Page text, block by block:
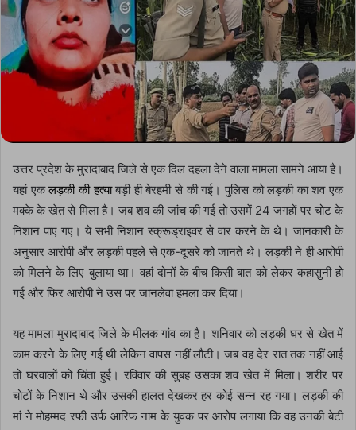
उत्तर प्रदेश के मुरादाबाद जिले से एक दिल दहला देने वाला मामला सामने आया है।
यहां एकलड़की की हत्याबड़ी ही बेरहमी से की गई। पुलिस को लड़की का शव एक
मक्के के खेत से मिला है। जब शव की जांच की गई तो उसमें 24 जगहों पर चोट के
निशान पाए गए। ये सभी निशान स्क्रूड्राइवर से वार करने के थे। जानकारी के
अनुसार आरोपी और लड़की पहले से एक-दूसरे को जानते थे। लड़की ने ही आरोपी
को मिलने के लिए बुलाया था। वहां दोनों के बीच किसी बात को लेकर कहासुनी हो
गई और फिर आरोपी ने उस पर जानलेवा हमला कर दिया।
यह मामला मुरादाबाद जिले के मीलक गांव का है। शनिवार को लड़की घर से खेत में
काम करने के लिए गई थी लेकिन वापस नहीं लौटी। जब वह देर रात तक नहीं आई
तो घरवालों को चिंता हुई। रविवार की सुबह उसका शव खेत में मिला। शरीर पर
चोटों के निशान थे और उसकी हालत देखकर हर कोई सन्न रह गया। लड़की की
मां ने मोहम्मद रफी उर्फ आरिफ नाम के युवक पर आरोप लगाया कि वह उनकी बेटी